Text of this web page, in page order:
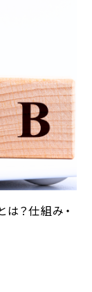
？仕組み・